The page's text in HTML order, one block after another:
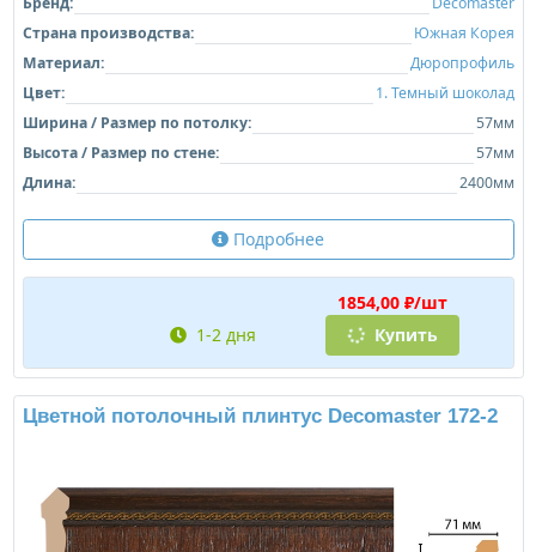
Страна производства:
Южная Корея
Материал:
Дюропрофиль
Цвет:
1. Темный шоколад
Ширина / Размер по потолку:
57мм
Высота / Размер по стене:
57мм
Длина:
2400мм
Подробнее
1854,00 ₽/шт
1-2 дня
Купить
Цветной потолочный плинтус Decomaster 172-2